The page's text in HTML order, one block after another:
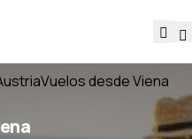
Vuelos desde Viena